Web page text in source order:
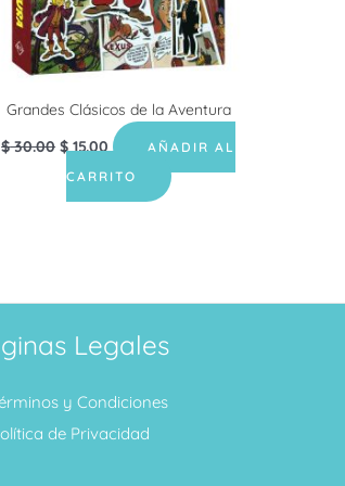
Grandes Clásicos de la Aventura
$30.00 $15.00
AÑADIR AL
CARRITO
Legales
y Condiciones
de Privacidad